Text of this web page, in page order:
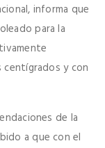
informa que
para la
centígrados y con
de la
a que con el